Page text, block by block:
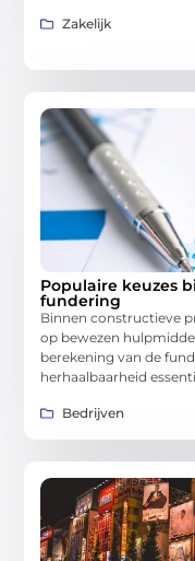
Zakelijk
Populaire keuzes
fundering
Binnen constructieve
op bewezen
berekening van de
herhaalbaarheid
Bedrijven